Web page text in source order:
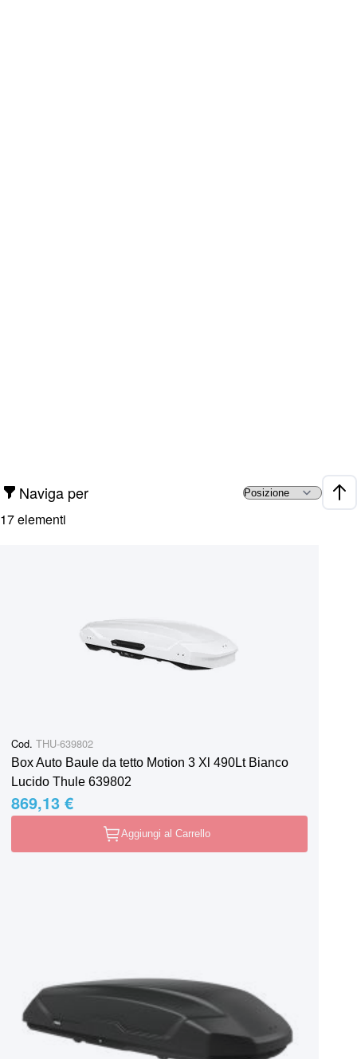
Naviga per
17elementi
Cod. THU-639802
Box Auto Baule da tetto Motion 3 Xl 490Lt Bianco
Lucido Thule 639802
869,13 €
Aggiungi al Carrello